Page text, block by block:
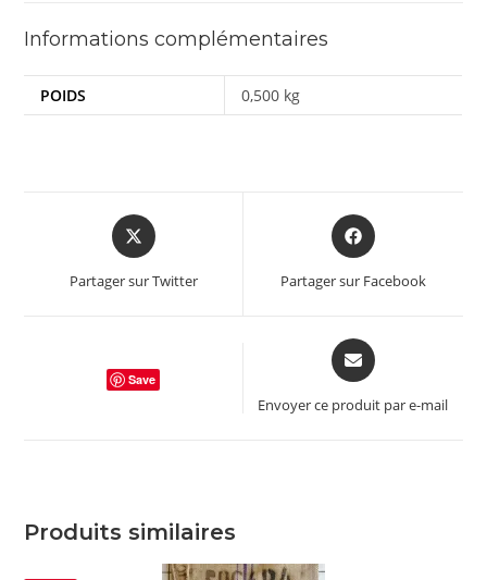
Informations complémentaires
POIDS 0,500 kg
Opens
in
new
Partager sur Twitter
Opens
in
Partager sur Facebook
Save
Opens
in
new
Envoyer ce produit par e-mail
Produits similaires